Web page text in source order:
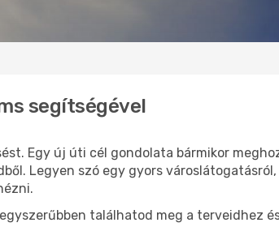
segítségével
Egy új úti cél gondolata bármikor
Legyen szó egy gyors
találhatod meg a terveidhez